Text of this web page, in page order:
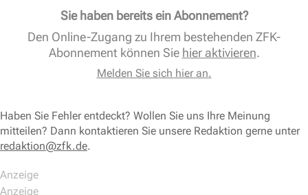
Sie haben bereits ein Abonnement?
Den Online-Zugang zu Ihrem bestehenden ZFK-
Abonnement können Sie hier aktivieren.
Melden Sie sich hier an.
Haben Sie Fehler entdeckt? Wollen Sie uns Ihre Meinung
mitteilen? Dann kontaktieren Sie unsere Redaktion gerne unter
redaktion@zfk.de.